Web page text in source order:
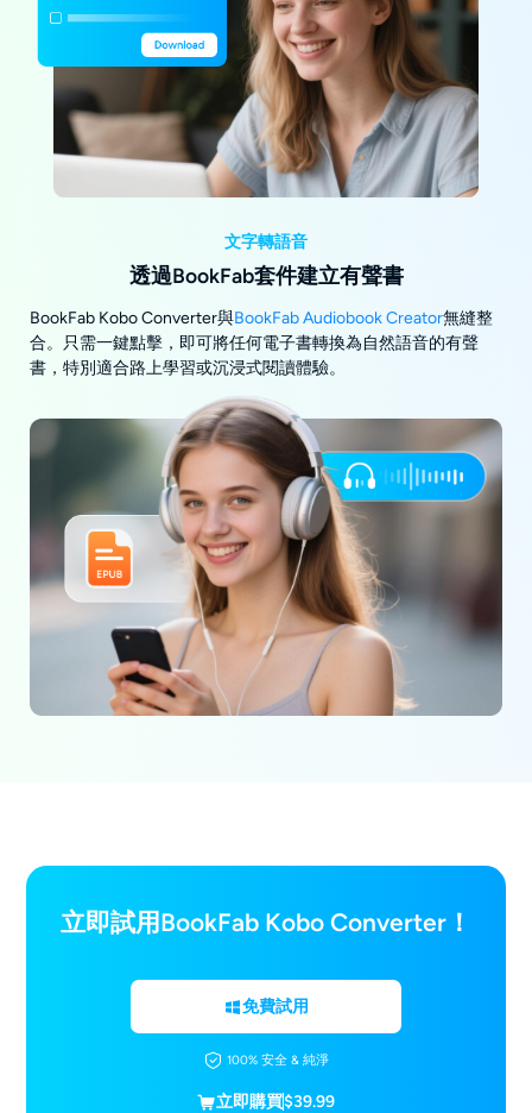
文字轉語音
透過BookFab套件建立有聲書
BookFab Kobo Converter與BookFab Audiobook Creator無縫整
合。只需一鍵點擊，即可將任何電子書轉換為自然語音的有聲
書，特別適合路上學習或沉浸式閱讀體驗。
立即試用BookFab Kobo Converter！
免費試用
100% 安全 & 純淨
立即購買$39.99